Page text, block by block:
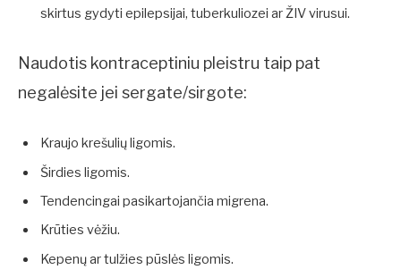
skirtus gydyti epilepsijai, tuberkuliozei ar ŽIV virusui.
Naudotis kontraceptiniu pleistru taip pat
negalėsite jei sergate/sirgote:
Kraujo krešulių ligomis.
Širdies ligomis.
Tendencingai pasikartojančia migrena.
Krūties vėžiu.
Kepenų ar tulžies pūslės ligomis.